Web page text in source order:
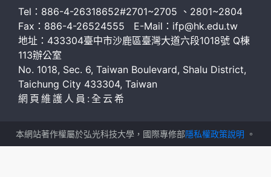
Tel：886-4-26318652#2701~2705 、2801~2804
Fax：886-4-26524555 E-Mail：ifp@hk.edu.tw
地址：433304臺中市沙鹿區臺灣大道六段1018號 Q棟
113辦公室
No. 1018, Sec. 6, Taiwan Boulevard, Shalu District,
Taichung City 433304, Taiwan
網頁維護人員:全云希
本網站著作權屬於弘光科技大學，國際專修部隱私權政策說明 。